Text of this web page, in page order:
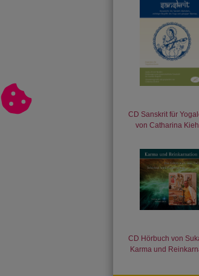
CD Sanskrit für
von Catharina
CD Hörbuch von
Karma und